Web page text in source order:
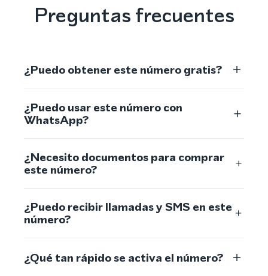
Preguntas frecuentes
¿Puedo obtener este número gratis?
¿Puedo usar este número con
WhatsApp?
¿Necesito documentos para comprar
este número?
¿Puedo recibir llamadas y SMS en este
número?
¿Qué tan rápido se activa el número?